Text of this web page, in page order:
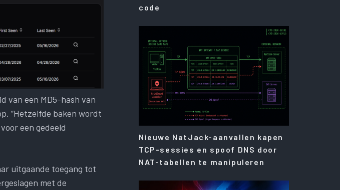
van een MD5-hash van
“Hetzelfde baken wordt
een gedeeld
uitgaande toegang tot
met de
code
Nieuwe NatJack-aanvallen kapen
TCP-sessies en spoof DNS door
NAT-tabellen te manipuleren